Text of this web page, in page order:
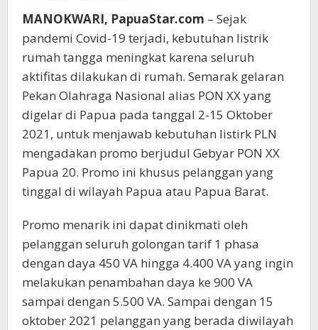
MANOKWARI, PapuaStar.com – Sejak
pandemi Covid-19 terjadi, kebutuhan listrik
rumah tangga meningkat karena seluruh
aktifitas dilakukan di rumah. Semarak gelaran
Pekan Olahraga Nasional alias PON XX yang
digelar di Papua pada tanggal 2-15 Oktober
2021, untuk menjawab kebutuhan listirk PLN
mengadakan promo berjudul Gebyar PON XX
Papua 20. Promo ini khusus pelanggan yang
tinggal di wilayah Papua atau Papua Barat.
Promo menarik ini dapat dinikmati oleh
pelanggan seluruh golongan tarif 1 phasa
dengan daya 450 VA hingga 4.400 VA yang ingin
melakukan penambahan daya ke 900 VA
sampai dengan 5.500 VA. Sampai dengan 15
oktober 2021 pelanggan yang berada diwilayah